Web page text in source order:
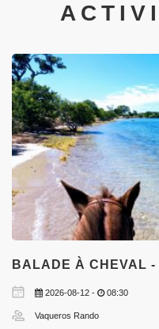
BALADE À CHEVAL -
2026-08-12 - 08:30
Vaqueros Rando